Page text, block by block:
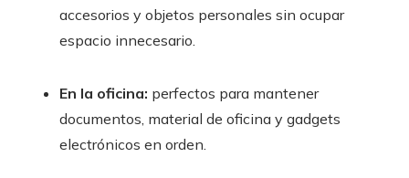
accesorios y objetos personales sin ocupar
espacio innecesario.
En la oficina: perfectos para mantener
documentos, material de oficina y gadgets
electrónicos en orden.